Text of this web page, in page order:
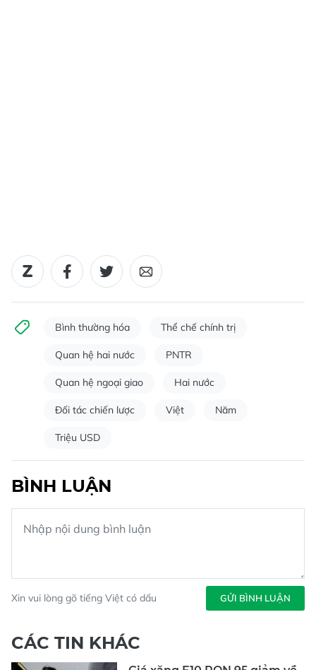
Bình thường hóa Thể chế chính trị
Quan hệ hai nước PNTR
Quan hệ ngoại giao Hai nước
Đối tác chiến lược Việt Năm
Triệu USD
BÌNH LUẬN
Xin vui lòng gõ tiếng Việt có dấu GỬI BÌNH LUẬN
CÁC TIN KHÁC